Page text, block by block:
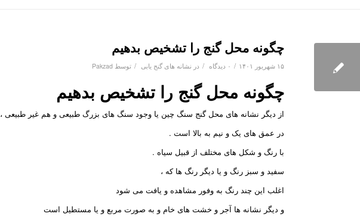
چگونه محل گنج را تشخیص بدهیم
۱۵ شهریور ۱۴۰۱ / ۰ دیدگاه / در نشانه های گنج یابی / توسط Pakzad
چگونه محل گنج را تشخیص بدهیم
از دیگر نشانه های محل گنج سنگ چین یا وجود سنگ های بزرگ طبیعی و هم غیر طبیعی ،
در عمق های یک و نیم به بالا است .
با رنگ و شکل های مختلف از قبیل سیاه .
سفید و سبز رنگ و یا دیگر رنگ ها که ،
اغلب این چند رنگ به وفور مشاهده و یافت می شود
و دیگر نشانه ها آجر و خشت های خام و به صورت مربع و یا مستطیل است